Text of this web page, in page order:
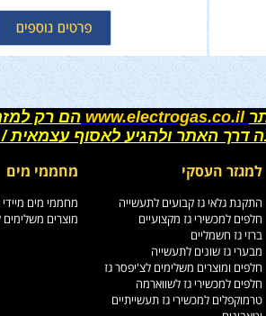
www.electrogas.co.il הם רק
דרך האתר ולהגיע לאסוף
למגזר העסקי מחממי מים
התקנת גלאי גז קבועים לתעשייה
חלפים למכשירי גז מקצועיים
ברזי גז חשמליים
מבערי גז שונים לתעשייה
חלפים ומוצרים משלימים לצ'יפסר גז
חלפים למכשירי גז לשווארמה
טרמוקפלים למכשירי גז תעשייתיים
מחממי מים מיידי
מוצרים